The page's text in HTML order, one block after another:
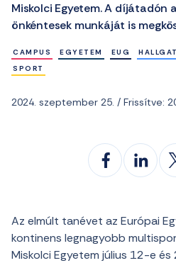
Miskolci Egyetem. A díjátadón
önkéntesek munkáját is
CAMPUS EGYETEM EUG
SPORT
2024. szeptember 25. / Frissítve:
Az elmúlt tanévet az Európai
kontinens legnagyobb
Miskolci Egyetem július 12-e